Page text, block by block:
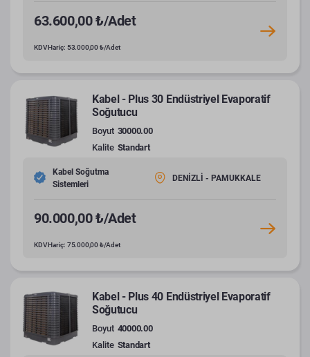
63.600,00 ₺/Adet
KDV Hariç: 53.000,00 ₺/Adet
Kabel - Plus 30 Endüstriyel Evaporatif
Soğutucu
Boyut 30000.00
Kalite Standart
Kabel Soğutma
Sistemleri
DENİZLİ - PAMUKKALE
90.000,00 ₺/Adet
KDV Hariç: 75.000,00 ₺/Adet
Kabel - Plus 40 Endüstriyel Evaporatif
Soğutucu
Boyut 40000.00
Kalite Standart